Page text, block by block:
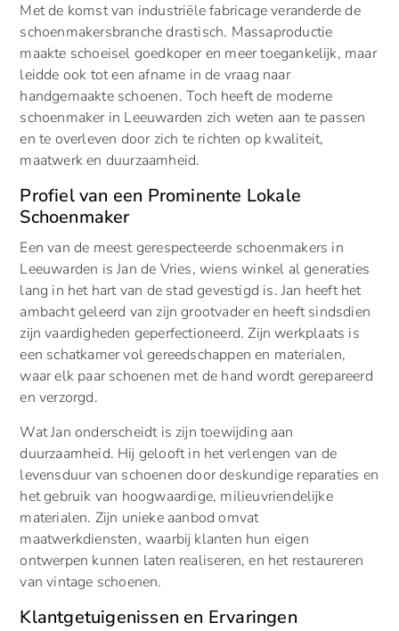
Met de komst van industriële fabricage veranderde de
schoenmakersbranche drastisch. Massaproductie
maakte schoeisel goedkoper en meer toegankelijk, maar
leidde ook tot een afname in de vraag naar
handgemaakte schoenen. Toch heeft de moderne
schoenmaker in Leeuwarden zich weten aan te passen
en te overleven door zich te richten op kwaliteit,
maatwerk en duurzaamheid.
Profiel van een Prominente Lokale
Schoenmaker
Een van de meest gerespecteerde schoenmakers in
Leeuwarden is Jan de Vries, wiens winkel al generaties
lang in het hart van de stad gevestigd is. Jan heeft het
ambacht geleerd van zijn grootvader en heeft sindsdien
zijn vaardigheden geperfectioneerd. Zijn werkplaats is
een schatkamer vol gereedschappen en materialen,
waar elk paar schoenen met de hand wordt gerepareerd
en verzorgd.
Wat Jan onderscheidt is zijn toewijding aan
duurzaamheid. Hij gelooft in het verlengen van de
levensduur van schoenen door deskundige reparaties en
het gebruik van hoogwaardige, milieuvriendelijke
materialen. Zijn unieke aanbod omvat
maatwerkdiensten, waarbij klanten hun eigen
ontwerpen kunnen laten realiseren, en het restaureren
van vintage schoenen.
Klantgetuigenissen en Ervaringen